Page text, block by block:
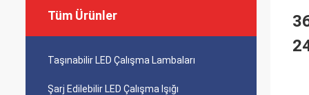
Tüm Ürünler
Taşınabilir LED Çalışma Lambaları
Şarj Edilebilir LED Çalışma Işığı